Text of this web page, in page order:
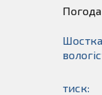
Погода
Шостка
тиск: